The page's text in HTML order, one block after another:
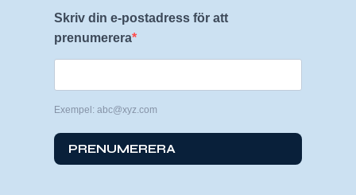
Skriv din e-postadress för att
prenumerera
Exempel: abc@xyz.com
PRENUMERERA